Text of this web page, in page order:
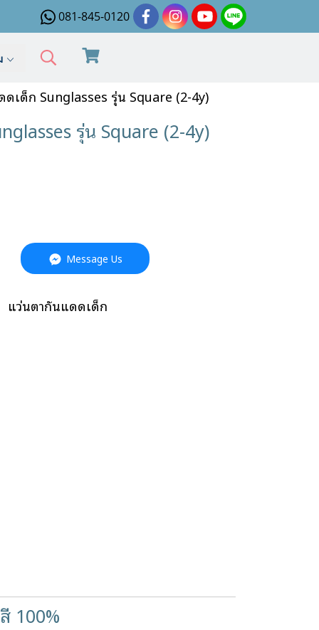
081-845-0120
เด็ก Sunglasses รุ่น Square (2-4y)
รุ่น Square (2-4y)
Message Us
แว่นตากันแดดเด็ก
100%